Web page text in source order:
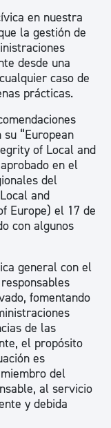
en nuestra
la gestión de
desde una
caso de
prácticas.
“European
of Local and
en el
del
and
Europe) el 17 de
con algunos
general con el
fomentando
de las
el propósito
es
del
al servicio
y debida